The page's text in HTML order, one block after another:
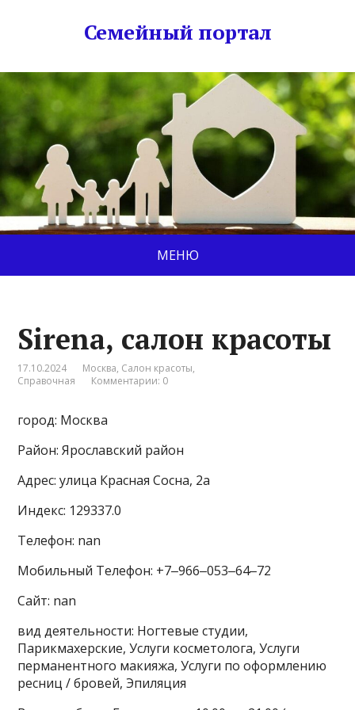
Семейный портал
МЕНЮ
Sirena, салон красоты
17.10.2024 Москва, Салон красоты,
Справочная
Комментарии: 0
город: Москва
Район: Ярославский район
Адрес: улица Красная Сосна, 2а
Индекс: 129337.0
Телефон: nan
Мобильный Телефон: +7‒966‒053‒64‒72
Сайт: nan
вид деятельности: Ногтевые студии,
Парикмахерские, Услуги косметолога, Услуги
перманентного макияжа, Услуги по оформлению
ресниц / бровей, Эпиляция